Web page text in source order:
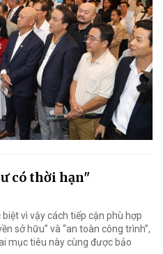
có thời hạn"
vì vậy cách tiếp cận phù hợp
sở hữu” và “an toàn công trình”,
mục tiêu này cùng được bảo